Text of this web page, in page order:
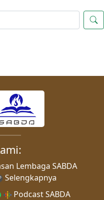
Lembaga SABDA
Selengkapnya
Podcast SABDA